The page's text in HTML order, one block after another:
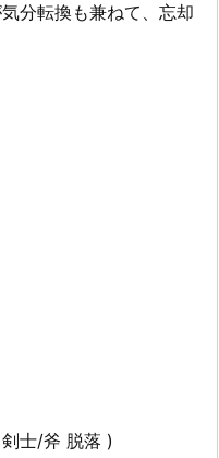
分転換も兼ねて、忘却
士/斧 脱落 )